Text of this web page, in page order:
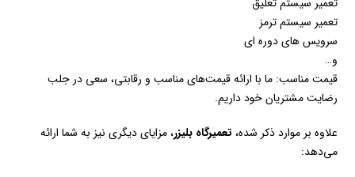
تعمیر سیستم ترمز
سرویس های دوره ای
و…
قیمت مناسب: ما با ارائه قیمت‌های مناسب و رقابتی، سعی در جلب
رضایت مشتریان خود داریم.
علاوه بر موارد ذکر شده، تعمیرگاه بلیزر، مزایای دیگری نیز به شما ارائه
می‌دهد: